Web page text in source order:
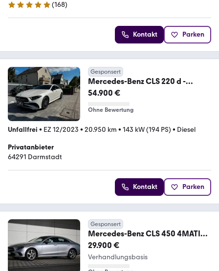
4.8 Sterne
(168)
Kontakt Parken
Gesponsert
Mercedes-Benz CLS 220 d -
"AMG"Airmatic"360"HUD"EGSD"S
54.900 €
Ohne Bewertung
Unfallfrei • EZ 12/2023 • 20.950 km • 143 kW (194 PS) • Diesel
Privatanbieter
64291 Darmstadt
Kontakt Parken
Gesponsert
Mercedes-Benz CLS 450 4MATIC |
Pano | 360° | Distr. | AHK | 8x
29.900 €
Verhandlungsbasis